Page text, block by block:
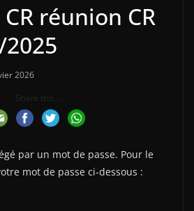
réunion CR
2026
Share this...
par un mot de passe. Pour le
mot de passe ci-dessous :